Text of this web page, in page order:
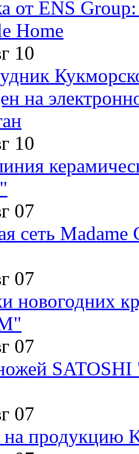
от ENS
Home
10
на
10
07
сеть Madame
07
новогодних
07
07
на продукцию